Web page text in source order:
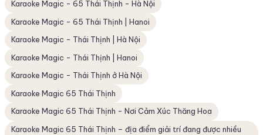
Karaoke Magic - 65 Thái Thịnh - Hà Nội
Karaoke Magic - 65 Thái Thịnh | Hanoi
Karaoke Magic - Thái Thịnh | Hà Nội
Karaoke Magic - Thái Thịnh | Hanoi
Karaoke Magic - Thái Thịnh ở Hà Nội
Karaoke Magic 65 Thái Thịnh
Karaoke Magic 65 Thái Thịnh - Nơi Cảm Xúc Thăng Hoa
Karaoke Magic 65 Thái Thịnh – địa điểm giải trí đang được nhiều